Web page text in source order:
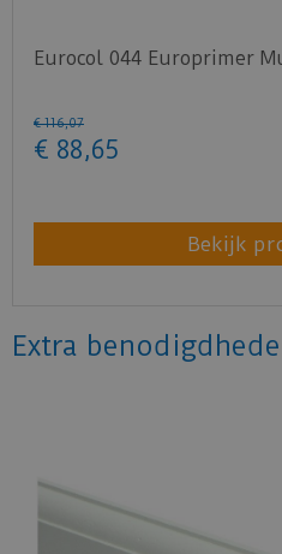
Eurocol 044 Europrimer
€ 116,07
€ 88,65
Bekijk
Extra